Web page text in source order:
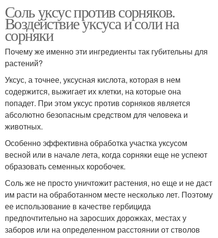
Соль уксус против сорняков.
Воздействие уксуса и соли на
сорняки
Почему же именно эти ингредиенты так губительны для
растений?
Уксус, а точнее, уксусная кислота, которая в нем
содержится, выжигает их клетки, на которые она
попадет. При этом уксус против сорняков является
абсолютно безопасным средством для человека и
животных.
Особенно эффективна обработка участка уксусом
весной или в начале лета, когда сорняки еще не успеют
образовать семенных коробочек.
Соль же не просто уничтожит растения, но еще и не даст
им расти на обработанном месте несколько лет. Поэтому
ее использование в качестве гербицида
предпочтительно на заросших дорожках, местах у
заборов или на определенном расстоянии от стволов